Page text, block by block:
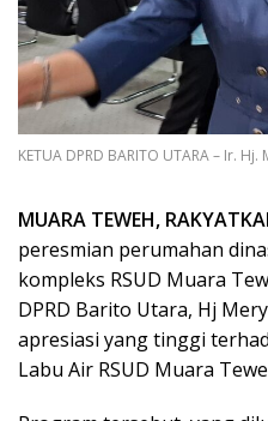
KETUA DPRD BARITO UTARA – Ir. Hj.
MUARA TEWEH,
peresmian perumahan
kompleks RSUD Muara
DPRD Barito Utara, Hj
apresiasi yang tinggi
Labu Air RSUD Muara